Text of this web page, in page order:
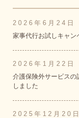
2026年6月24日
家事代行お試しキャン
2026年1月22日
介護保険外サービス
しました
2025年12月20日